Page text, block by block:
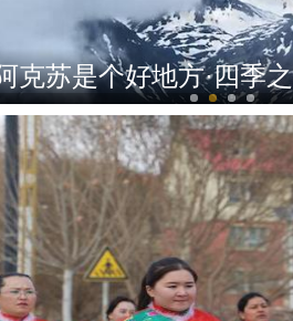
榜样 | 魏德友：用不变